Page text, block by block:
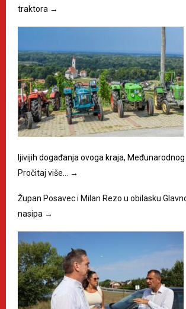
traktora →
ljivijih događanja ovoga kraja, Međunarodnog
Pročitaj više…
→
Župan Posavec i Milan Rezo u obilasku
nasipa →